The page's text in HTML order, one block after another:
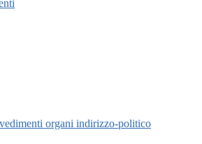
organi indirizzo-politico